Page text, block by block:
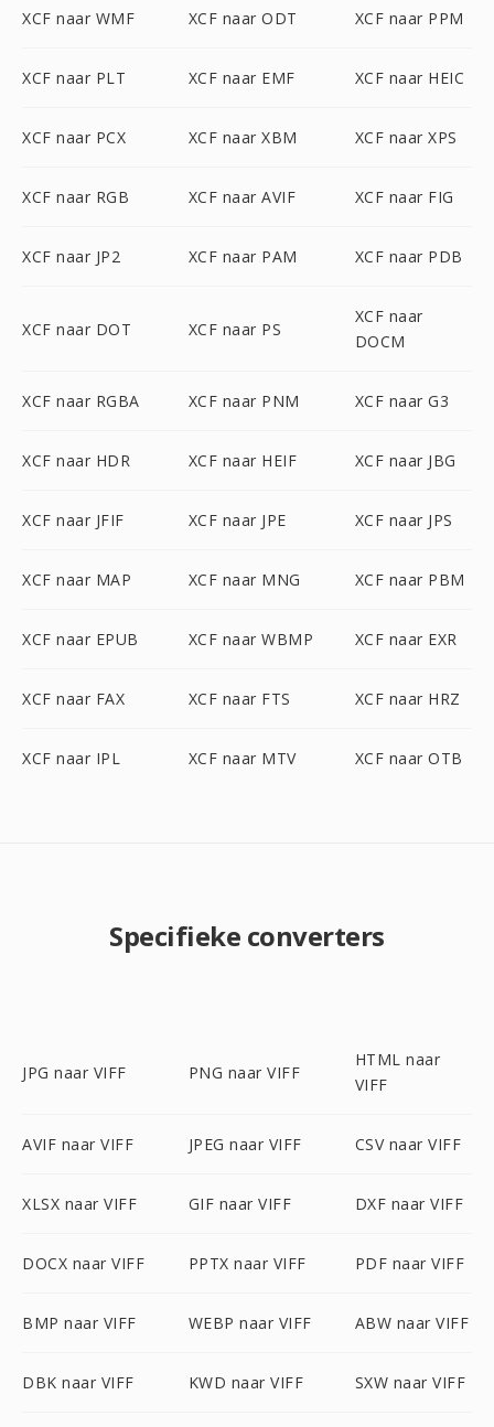
XCF naar WMF XCF naar ODT XCF naar PPM
XCF naar PLT XCF naar EMF XCF naar HEIC
XCF naar PCX XCF naar XBM XCF naar XPS
XCF naar RGB XCF naar AVIF XCF naar FIG
XCF naar JP2 XCF naar PAM XCF naar PDB
XCF naar DOT XCF naar PS
XCF naar
DOCM
XCF naar RGBA XCF naar PNM XCF naar G3
XCF naar HDR XCF naar HEIF XCF naar JBG
XCF naar JFIF XCF naar JPE XCF naar JPS
XCF naar MAP XCF naar MNG XCF naar PBM
XCF naar EPUB XCF naar WBMP XCF naar EXR
XCF naar FAX XCF naar FTS XCF naar HRZ
XCF naar IPL XCF naar MTV XCF naar OTB
Specifieke converters
JPG naar VIFF PNG naar VIFF
HTML naar
VIFF
AVIF naar VIFF JPEG naar VIFF CSV naar VIFF
XLSX naar VIFF GIF naar VIFF DXF naar VIFF
DOCX naar VIFF PPTX naar VIFF PDF naar VIFF
BMP naar VIFF WEBP naar VIFF ABW naar VIFF
DBK naar VIFF KWD naar VIFF SXW naar VIFF